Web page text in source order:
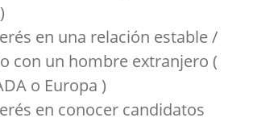
en una relación estable /
con un hombre extranjero (
o Europa )
en conocer candidatos